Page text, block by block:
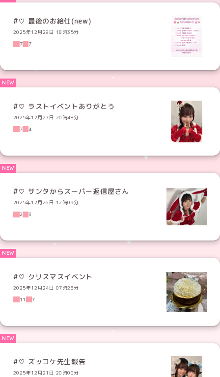
#♡ 最後のお給仕(new)
2025年12月29日 18時35分
7
7
#♡ ラストイベントありがとう
2025年12月27日 20時48分
7
4
#♡ サンタからスーパー返信屋さん
2025年12月26日 12時09分
2
3
#♡ クリスマスイベント
2025年12月24日 07時28分
11
7
#♡ ズッコケ先生報告
2025年12月21日 20時00分